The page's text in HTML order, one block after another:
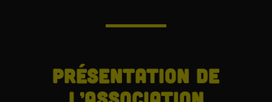
PRÉSENTATION DE